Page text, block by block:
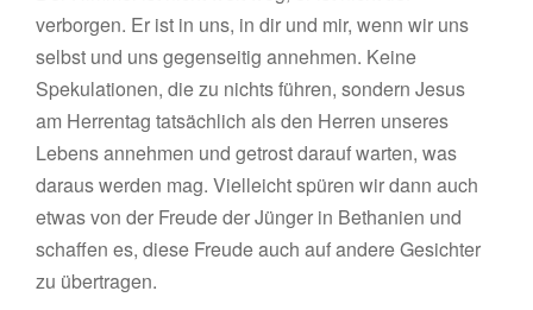
verborgen. Er ist in uns, in dir und mir, wenn wir uns
selbst und uns gegenseitig annehmen. Keine
Spekulationen, die zu nichts führen, sondern Jesus
am Herrentag tatsächlich als den Herren unseres
Lebens annehmen und getrost darauf warten, was
daraus werden mag. Vielleicht spüren wir dann auch
etwas von der Freude der Jünger in Bethanien und
schaffen es, diese Freude auch auf andere Gesichter
zu übertragen.